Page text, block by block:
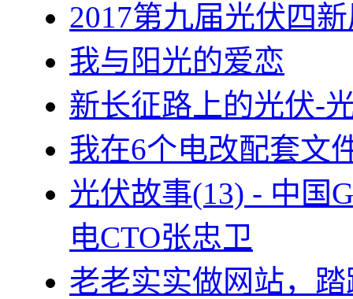
2017第九届光伏四
我与阳光的爱恋
新长征路上的光伏-
我在6个电改配套文
光伏故事(13) - 中国
电CTO张忠卫
老老实实做网站，